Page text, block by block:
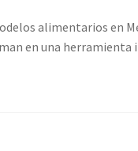
alimentarios en
en una